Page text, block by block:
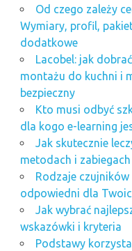
Od czego zależy
Wymiary, profil,
dodatkowe
Lacobel: jak
montażu do kuchni i
bezpieczny
Kto musi odbyć
dla kogo e-learning
Jak skutecznie
metodach i
Rodzaje
odpowiedni dla
Jak wybrać
wskazówki i kryteria
Podstawy